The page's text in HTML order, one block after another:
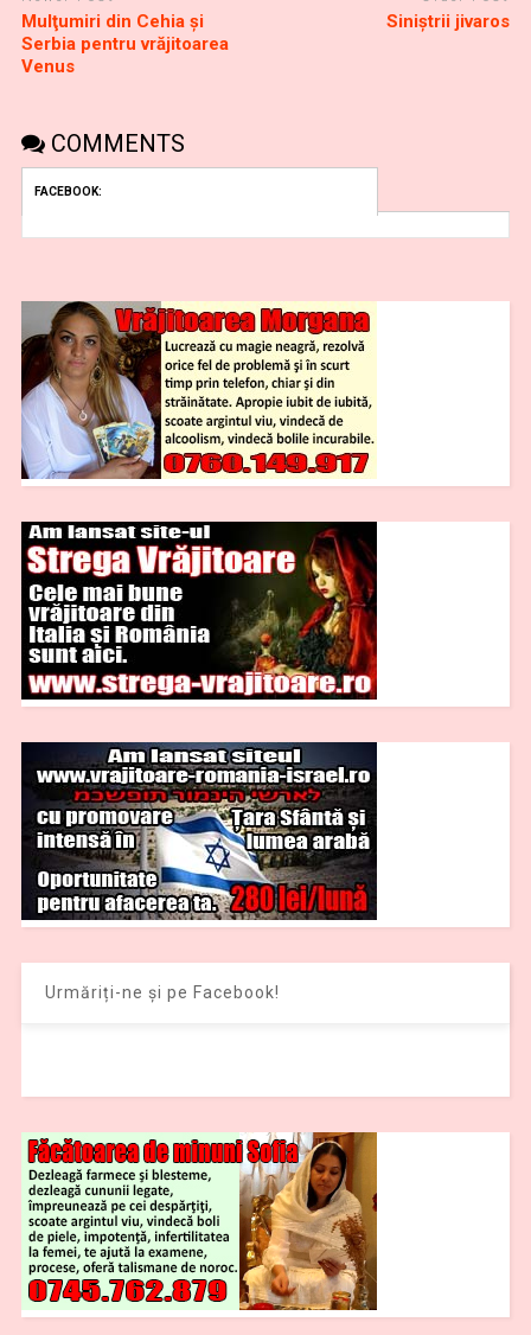
Mulţumiri din Cehia și
Serbia pentru vrăjitoarea
Venus
Siniştrii jivaros
COMMENTS
FACEBOOK:
Urmăriți-ne și pe Facebook!